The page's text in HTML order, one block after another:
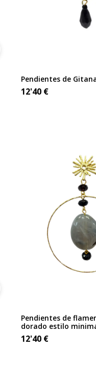
Pendientes de
12'40 €
Pendientes de
dorado estilo
12'40 €